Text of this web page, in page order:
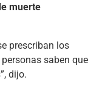
muerte
prescriban los
saben que
dijo.